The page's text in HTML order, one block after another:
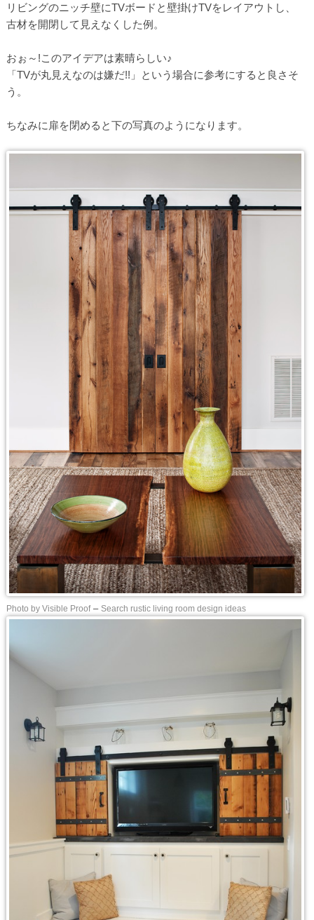
リビングのニッチ壁にTVボードと壁掛けTVをレイアウトし、
古材を開閉して見えなくした例。
おぉ～!このアイデアは素晴らしい♪
「TVが丸見えなのは嫌だ!!」という場合に参考にすると良さそ
う。
ちなみに扉を閉めると下の写真のようになります。
Photo by Visible Proof– Search rustic living room design ideas